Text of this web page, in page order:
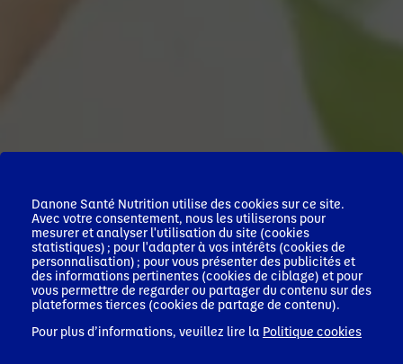
Danone Santé Nutrition utilise des cookies sur ce site.
Avec votre consentement, nous les utiliserons pour
mesurer et analyser l'utilisation du site (cookies
statistiques) ; pour l'adapter à vos intérêts (cookies de
personnalisation) ; pour vous présenter des publicités et
des informations pertinentes (cookies de ciblage) et pour
vous permettre de regarder ou partager du contenu sur des
plateformes tierces (cookies de partage de contenu).
Pour plus d’informations, veuillez lire la Politique cookies